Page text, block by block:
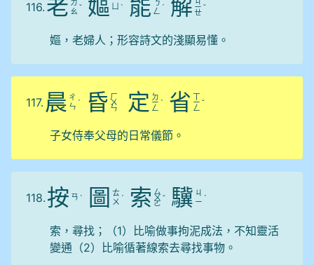
116. 老 ㄌ
ㄠ ˇ 嫗 ˋ 能 ㄋ
ㄥ ˊ 解 ㄧ
ㄝ
ˇ
嫗，老婦人；形容詩文的淺顯易懂。
117. 晨 ㄔ
ㄣ ˊ 昏 ㄏ
ㄨ
ㄣ 定 ㄉ
ㄧ
ㄥ
ˋ 省 ㄒ
ㄧ
ㄥ
ˇ
子女侍奉父母的日常儀節。
118. 按 ㄢ ˋ 圖
ㄊ
ㄨ ˊ 索 ㄙ
ㄨ
ㄛ
ˇ 驥 ㄐ
ㄧ ˋ
索，尋找；（1）比喻做事拘泥成法，不知靈活
變通（2）比喻循著線索去尋找事物。